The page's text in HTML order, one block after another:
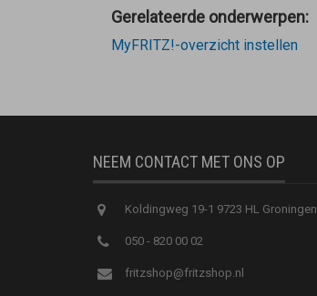
Gerelateerde onderwerpen:
MyFRITZ!-overzicht instellen
NEEM CONTACT MET ONS OP
Koldingweg 19-1 9723 HL Groningen
050 - 820 00 02
fritzshop@fritzshop.nl